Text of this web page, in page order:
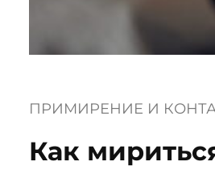
ПРИМИРЕНИЕ И
Как